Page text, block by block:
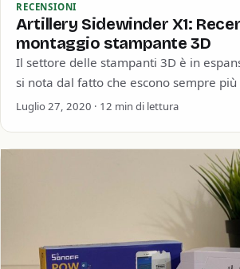
RECENSIONI
Artillery Sidewinder X1:
montaggio stampante 3D
Il settore delle stampanti 3D è in
si nota dal fatto che escono sempre
qualità…
Luglio 27, 2020 · 12 min di lettura